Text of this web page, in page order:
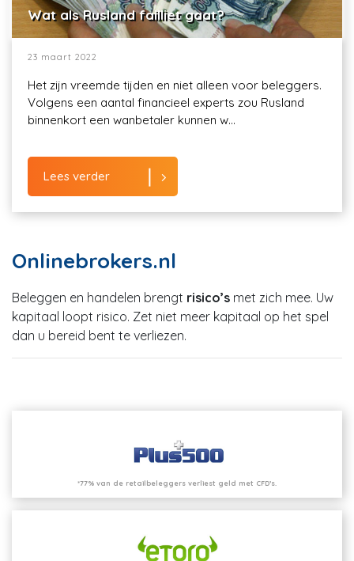
Wat als Rusland failliet gaat?
23 maart 2022
Het zijn vreemde tijden en niet alleen voor beleggers.
Volgens een aantal financieel experts zou Rusland
binnenkort een wanbetaler kunnen w...
Lees verder
Onlinebrokers.nl
Beleggen en handelen brengt risico’s met zich mee. Uw
kapitaal loopt risico. Zet niet meer kapitaal op het spel
dan u bereid bent te verliezen.
*77% van de retailbeleggers verliest geld met CFD’s.